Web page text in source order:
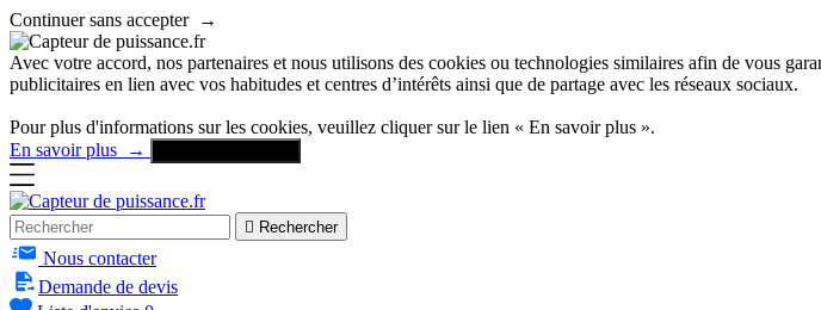
Continuer sans accepter →
Avec votre accord, nos partenaires et nous utilisons des cookies ou technologies similaires afin de vous
publicitaires en lien avec vos habitudes et centres d’intérêts ainsi que de partage avec les réseaux sociaux.
Pour plus d'informations sur les cookies, veuillez cliquer sur le lien « En savoir plus ».
En savoir plus
→
 Rechercher
Nous contacter
Demande de devis